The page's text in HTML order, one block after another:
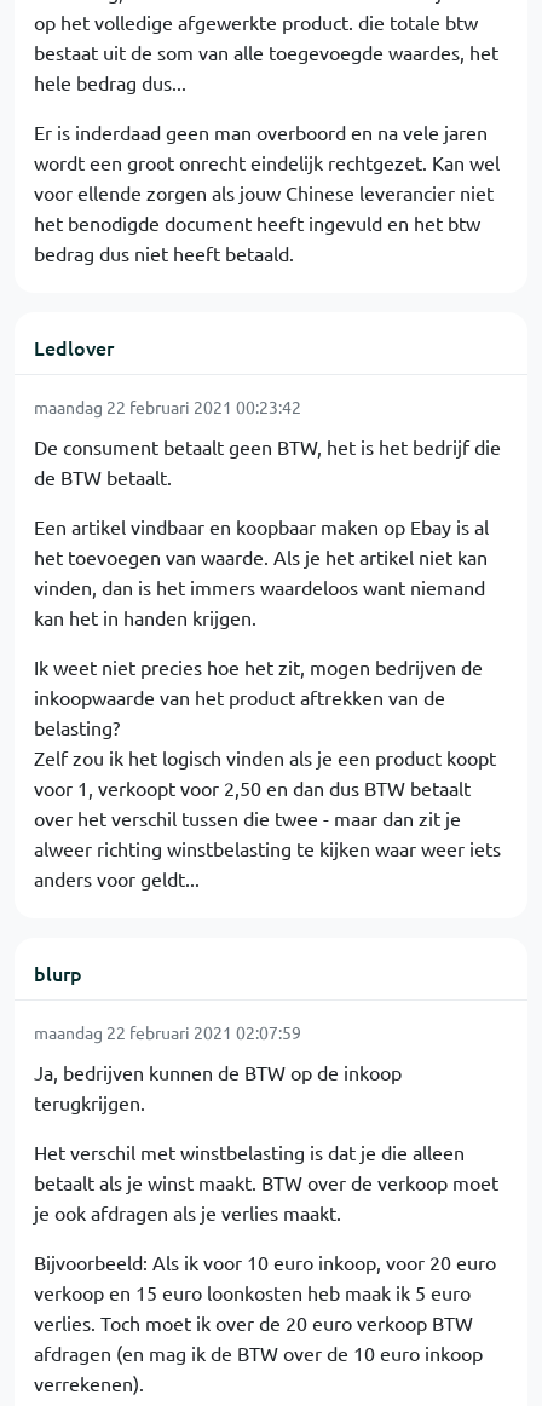
op het volledige afgewerkte product. die totale btw
bestaat uit de som van alle toegevoegde waardes, het
hele bedrag dus...
Er is inderdaad geen man overboord en na vele jaren
wordt een groot onrecht eindelijk rechtgezet. Kan wel
voor ellende zorgen als jouw Chinese leverancier niet
het benodigde document heeft ingevuld en het btw
bedrag dus niet heeft betaald.
Ledlover
maandag 22 februari 2021 00:23:42
De consument betaalt geen BTW, het is het bedrijf die
de BTW betaalt.
Een artikel vindbaar en koopbaar maken op Ebay is al
het toevoegen van waarde. Als je het artikel niet kan
vinden, dan is het immers waardeloos want niemand
kan het in handen krijgen.
Ik weet niet precies hoe het zit, mogen bedrijven de
inkoopwaarde van het product aftrekken van de
belasting?
Zelf zou ik het logisch vinden als je een product koopt
voor 1, verkoopt voor 2,50 en dan dus BTW betaalt
over het verschil tussen die twee - maar dan zit je
alweer richting winstbelasting te kijken waar weer iets
anders voor geldt...
blurp
maandag 22 februari 2021 02:07:59
Ja, bedrijven kunnen de BTW op de inkoop
terugkrijgen.
Het verschil met winstbelasting is dat je die alleen
betaalt als je winst maakt. BTW over de verkoop moet
je ook afdragen als je verlies maakt.
Bijvoorbeeld: Als ik voor 10 euro inkoop, voor 20 euro
verkoop en 15 euro loonkosten heb maak ik 5 euro
verlies. Toch moet ik over de 20 euro verkoop BTW
afdragen (en mag ik de BTW over de 10 euro inkoop
verrekenen).